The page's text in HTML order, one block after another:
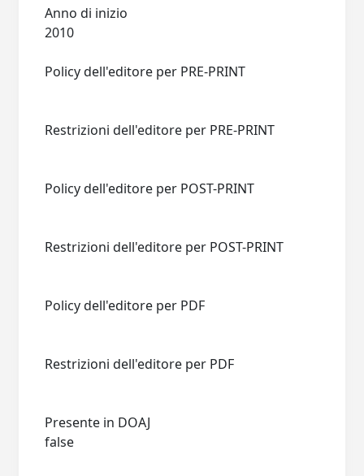
Anno di inizio
Policy dell'editore per PRE-PRINT
Restrizioni dell'editore per PRE-PRINT
Policy dell'editore per POST-PRINT
Restrizioni dell'editore per POST-PRINT
Policy dell'editore per PDF
Restrizioni dell'editore per PDF
Presente in DOAJ